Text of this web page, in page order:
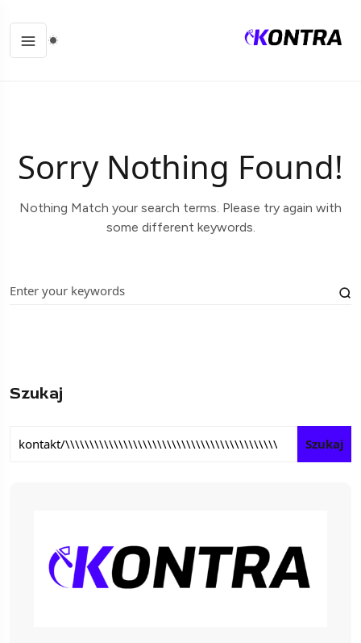
Sorry Nothing Found!
Nothing Match your search terms. Please try again with
some different keywords.
Szukaj
Szukaj